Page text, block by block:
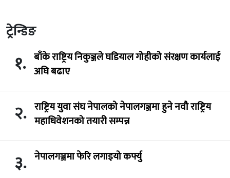
ट्रेन्डिङ
१. बाँके राष्ट्रिय निकुञ्जले घडियाल गोहीको संरक्षण कार्यलाई
अघि बढाए
२. राष्ट्रिय युवा संघ नेपालको नेपालगञ्जमा हुने नवौ राष्ट्रिय
महाधिवेशनको तयारी सम्पन्न
३. नेपालगञ्जमा फेरि लगाइयो कर्फ्यु